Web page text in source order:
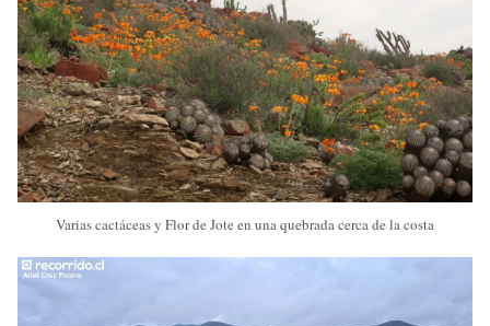
Varias cactáceas y Flor de Jote en una quebrada cerca de la costa